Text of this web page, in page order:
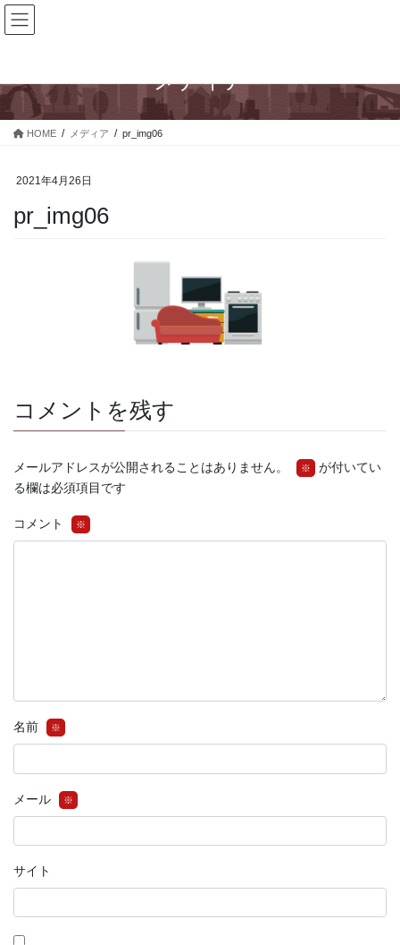
コ
ン
ツ
へ
ス
ナ
ビ
シ
ョ
ン
メディア
HOME メディア pr_img06
2021年4月26日
pr_img06
コメントを残す
メールアドレスが公開されることはありません。 ※
が付いてい
る欄は必須項目です
コメント ※
名前 ※
メール ※
サイト